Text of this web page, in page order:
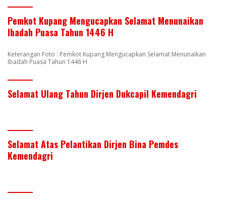
Pemkot Kupang Mengucapkan Selamat Menunaikan
Ibadah Puasa Tahun 1446 H
Keterangan Foto : Pemkot Kupang Mengucapkan Selamat Menunaikan
Ibadah Puasa Tahun 1446 H
Selamat Ulang Tahun Dirjen Dukcapil Kemendagri
Selamat Atas Pelantikan Dirjen Bina Pemdes
Kemendagri